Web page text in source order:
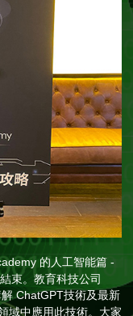
的人工智能篇 -
束。教育科技公司
ChatGPT技術及最新
域中應用此技術。大家